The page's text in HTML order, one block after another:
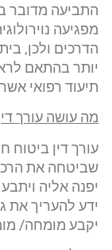
התביעה מדובר
מפגיעה
הדרכים ולכן,
יותר בהתאם
תיעוד רפואי
מה עושה עורך
עורך דין ביטוח
שביטחה את
יפנה אליה
ידע להעריך את
יקבע מומחה/